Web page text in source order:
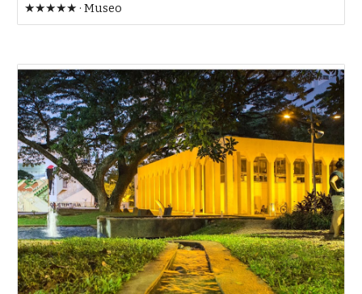
★★★★★ · Museo